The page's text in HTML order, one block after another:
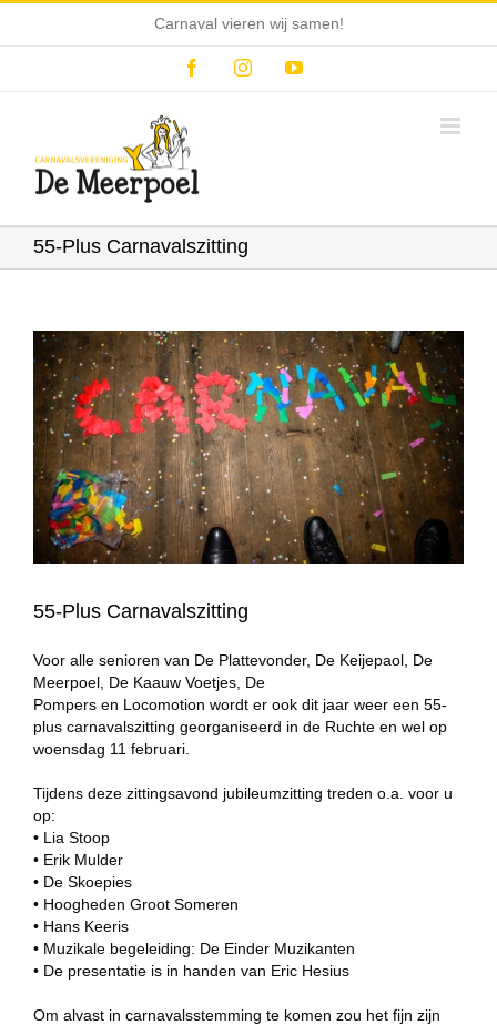
Carnaval vieren wij samen!
FacebookInstagramYouTube
55-Plus Carnavalszitting
Bekijk
grotere
afbeelding
55-Plus Carnavalszitting
Voor alle senioren van De Plattevonder, De Keijepaol, De
Meerpoel, De Kaauw Voetjes, De
Pompers en Locomotion wordt er ook dit jaar weer een 55-
plus carnavalszitting georganiseerd in de Ruchte en wel op
woensdag 11 februari.
Tijdens deze zittingsavond jubileumzitting treden o.a. voor u
op:
• Lia Stoop
• Erik Mulder
• De Skoepies
• Hoogheden Groot Someren
• Hans Keeris
• Muzikale begeleiding: De Einder Muzikanten
• De presentatie is in handen van Eric Hesius
Om alvast in carnavalsstemming te komen zou het fijn zijn